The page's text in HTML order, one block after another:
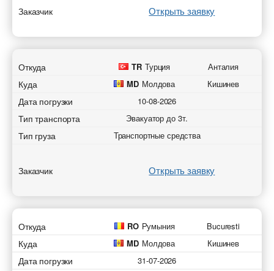
Заказчик Открыть заявку
Откуда TR Турция Анталия
Куда MD Молдова Кишинев
Дата погрузки 10-08-2026
Тип транспорта Эвакуатор до 3т.
Тип груза Транспортные средства
Заказчик Открыть заявку
Откуда RO Румыния Bucuresti
Куда MD Молдова Кишинев
Дата погрузки 31-07-2026